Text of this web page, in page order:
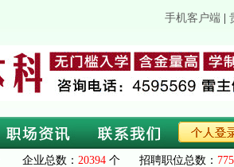
手机客户端
企业总数： 20394 个 招聘职位总数：